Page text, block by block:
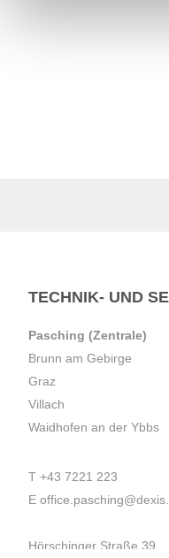
TECHNIK- UND
Pasching (Zentrale)
Brunn am Gebirge
Graz
Villach
Waidhofen an der Ybbs
T +43 7221 223
E
Hörschinger Straße 39